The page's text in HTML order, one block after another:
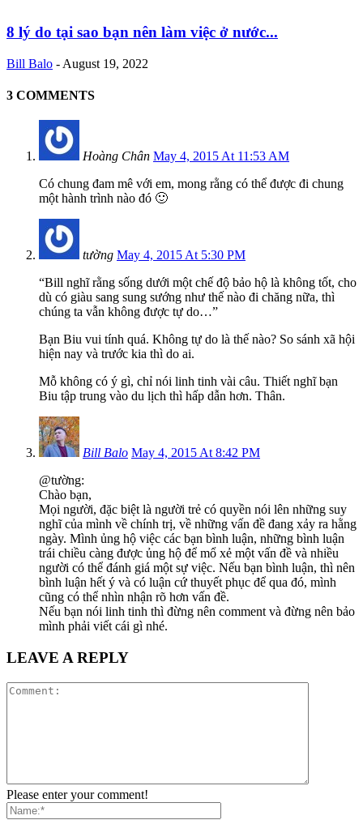
8 lý do tại sao bạn nên làm việc ở nước...
Bill Balo - August 19, 2022
3 COMMENTS
Hoàng Chân May 4, 2015 At 11:53 AM
Có chung đam mê với em, mong rằng có thể được đi chung
một hành trình nào đó 🙂
tường May 4, 2015 At 5:30 PM
“Bill nghĩ rằng sống dưới một chế độ bảo hộ là không tốt, cho
dù có giàu sang sung sướng như thế nào đi chăng nữa, thì
chúng ta vẫn không được tự do…”
Bạn Biu vui tính quá. Không tự do là thế nào? So sánh xã hội
hiện nay và trước kia thì do ai.
Mỗ không có ý gì, chỉ nói linh tinh vài câu. Thiết nghĩ bạn
Biu tập trung vào du lịch thì hấp dẫn hơn. Thân.
Bill Balo May 4, 2015 At 8:42 PM
@tường:
Chào bạn,
Mọi người, đặc biệt là người trẻ có quyền nói lên những suy
nghĩ của mình về chính trị, về những vấn đề đang xảy ra hằng
ngày. Mình ủng hộ việc các bạn bình luận, những bình luận
trái chiều càng được ủng hộ để mổ xẻ một vấn đề và nhiều
người có thể đánh giá một sự việc. Nếu bạn bình luận, thì nên
bình luận hết ý và có luận cứ thuyết phục để qua đó, mình
cũng có thể nhìn nhận rõ hơn vấn đề.
Nếu bạn nói linh tinh thì đừng nên comment và đừng nên bảo
mình phải viết cái gì nhé.
LEAVE A REPLY
Please enter your comment!